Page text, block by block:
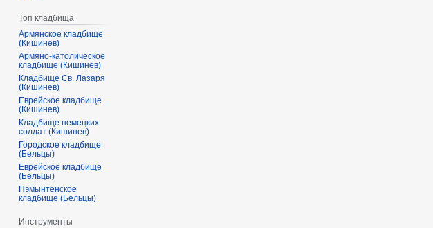
Топ кладбища
Армянское кладбище
(Кишинев)
Армяно-католическое
кладбище (Кишинев)
Кладбище Св. Лазаря
(Кишинев)
Еврейское кладбище
(Кишинев)
Кладбище немецких
солдат (Кишинев)
Городское кладбище
(Бельцы)
Еврейское кладбище
(Бельцы)
Пэмынтенское
кладбище (Бельцы)
Инструменты